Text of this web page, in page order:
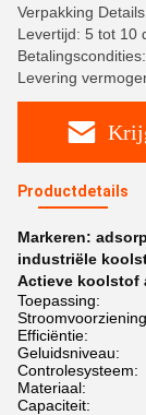
Verpakking
Levertijd: 5 tot 10
Levering
Productdetails
Markeren:
industriële
Actieve koolstof
Toepassing:
Efficiëntie:
Geluidsniveau:
Controlesysteem:
Materiaal:
Capaciteit: